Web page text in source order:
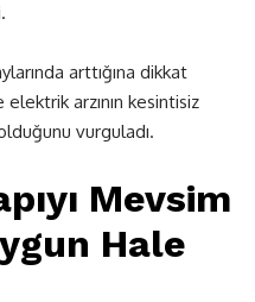
arttığına dikkat
arzının kesintisiz
vurguladı.
Mevsim
Hale